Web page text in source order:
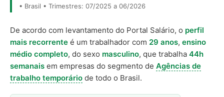
• Brasil • Trimestres: 07/2025 a 06/2026
De acordo com levantamento do Portal Salário, o perfil
mais recorrente é um trabalhador com 29 anos, ensino
médio completo, do sexo masculino, que trabalha 44h
semanais em empresas do segmento de Agências de
trabalho temporário de todo o Brasil.